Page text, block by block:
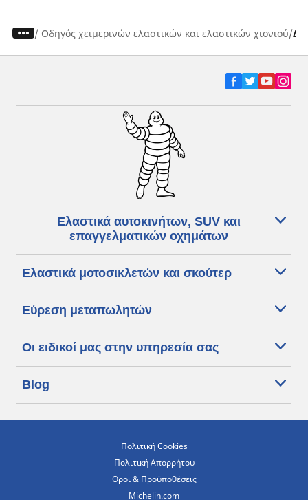
/ Οδηγός χειμερινών ελαστικών και ελαστικών χιονιού
Ελαστικά αυτοκινήτων, SUV και
επαγγελματικών οχημάτων
Ελαστικά μοτοσικλετών και σκούτερ
Εύρεση μεταπωλητών
Οι ειδικοί μας στην υπηρεσία σας
Blog
Πολιτική Cookies
Πολιτική Απορρήτου
Οροι & Προϋποθέσεις
Michelin.com